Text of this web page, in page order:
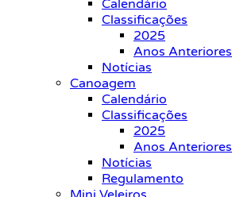
Calendário
Classificações
2025
Anos Anteriores
Notícias
Canoagem
Calendário
Classificações
2025
Anos Anteriores
Notícias
Regulamento